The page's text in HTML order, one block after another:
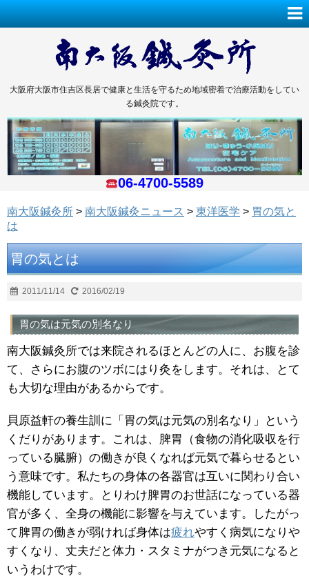
大阪府大阪市住吉区長居で健康と生活を守るため地域密着で治療活動をしてい
る鍼灸院です。
06-4700-5589
南大阪鍼灸所 > 南大阪鍼灸ニュース > 東洋医学 > 胃の気と
は
胃の気とは
2011/11/14 2016/02/19
胃の気は元気の別名なり
南大阪鍼灸所では来院されるほとんどの人に、お腹を診
て、さらにお腹のツボにはり灸をします。それは、とて
も大切な理由があるからです。
貝原益軒の養生訓に「胃の気は元気の別名なり」という
くだりがあります。これは、脾胃（食物の消化吸収を行
っている臓腑）の働きが良くなれば元気で暮らせるとい
う意味です。私たちの身体の各器官は互いに関わり合い
機能しています。とりわけ脾胃のお世話になっている器
官が多く、全身の機能に影響を与えています。したがっ
て脾胃の働きが弱ければ身体は疲れやすく病気になりや
すくなり、丈夫だと体力・スタミナがつき元気になると
いうわけです。